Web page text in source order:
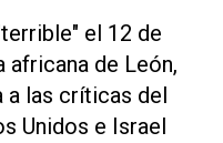
el 12 de
africana de León,
a las críticas del
Unidos e Israel